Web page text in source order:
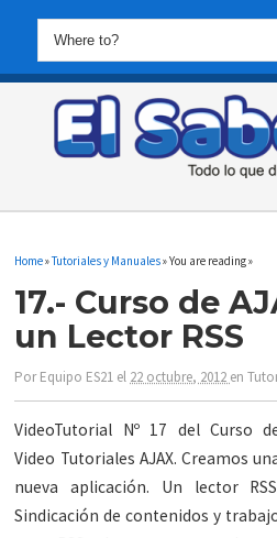
Home»Tutoriales y Manuales» You are reading »
17.- Curso de
un Lector RSS
PorEquipo ES21 el 22 octubre, 2012 en
VideoTutorial Nº 17 del Curso
Video Tutoriales AJAX. Creamos
nueva aplicación. Un lector
Sindicación de contenidos y